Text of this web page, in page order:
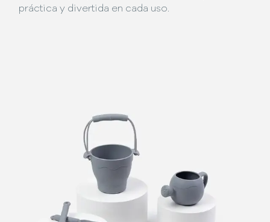
práctica y divertida en cada uso.